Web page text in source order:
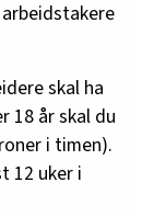
skal ha
18 år skal du
i timen).
12 uker i